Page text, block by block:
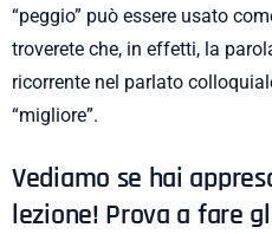
“peggio” può essere usato
troverete che, in effetti, la
ricorrente nel parlato
“migliore”.
Vediamo se hai
lezione! Prova a fare